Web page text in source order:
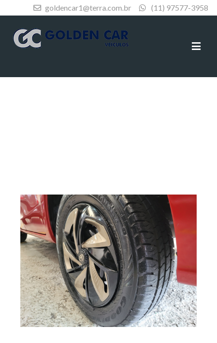
goldencar1@terra.com.br (11) 97577-3958